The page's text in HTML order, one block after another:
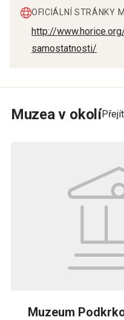
OFICIÁLNÍ STRÁNKY
http://
samostatnosti/
Muzea v okolí
Muzeum